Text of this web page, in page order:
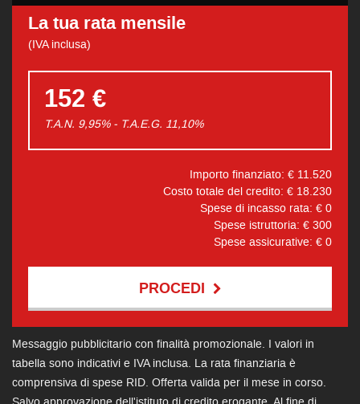
La tua rata mensile
(IVA inclusa)
152 €
T.A.N. 9,95% - T.A.E.G. 11,10%
Importo finanziato: € 11.520
Costo totale del credito: € 18.230
Spese di incasso rata: € 0
Spese istruttoria: € 300
Spese assicurative: € 0
PROCEDI
Contattaci
Messaggio pubblicitario con finalità promozionale. I valori in
tabella sono indicativi e IVA inclusa. La rata finanziaria è
comprensiva di spese RID. Offerta valida per il mese in corso.